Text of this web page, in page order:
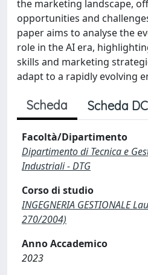
the marketing landscape,
opportunities and
paper aims to analyse the
role in the AI era,
skills and marketing
adapt to a rapidly evolving
Scheda Scheda DC
Facoltà/Dipartimento
Dipartimento di Tecnica e
Industriali - DTG
Corso di studio
INGEGNERIA GESTIONALE
270/2004)
Anno Accademico
2023